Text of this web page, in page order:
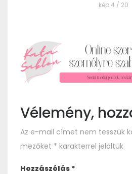
kép 4 / 20
Vélemény,
Az e-mail címet nem tesszük
mezőket * karakterrel jelöltük
Hozzászólás *